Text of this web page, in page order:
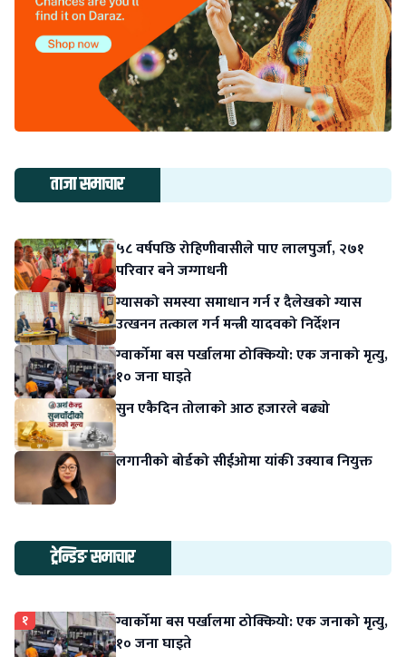
ताजा समाचार
५८ वर्षपछि रोहिणीवासीले पाए लालपुर्जा, २७१
परिवार बने जग्गाधनी
ग्यासको समस्या समाधान गर्न र दैलेखको ग्यास
उत्खनन तत्काल गर्न मन्त्री यादवको निर्देशन
ग्वार्कोमा बस पर्खालमा ठोक्कियो: एक जनाको मृत्यु,
१० जना घाइते
सुन एकैदिन तोलाको आठ हजारले बढ्यो
लगानीको बोर्डको सीईओमा यांकी उक्याब नियुक्त
ट्रेन्डिङ समाचार
१
ग्वार्कोमा बस पर्खालमा ठोक्कियो: एक जनाको मृत्यु,
१० जना घाइते